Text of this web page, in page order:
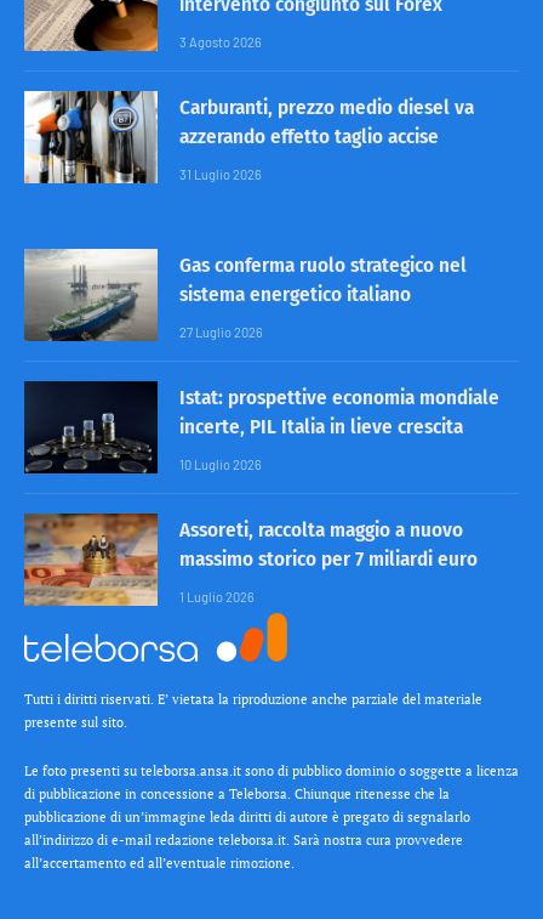
3 Agosto 2026
Carburanti, prezzo medio diesel va
azzerando effetto taglio accise
31 Luglio 2026
Gas conferma ruolo strategico nel
sistema energetico italiano
27 Luglio 2026
Istat: prospettive economia mondiale
incerte, PIL Italia in lieve crescita
10 Luglio 2026
Assoreti, raccolta maggio a nuovo
massimo storico per 7 miliardi euro
1 Luglio 2026
Tutti i diritti riservati. E’ vietata la riproduzione anche parziale del materiale
presente sul sito.
Le foto presenti su teleborsa.ansa.it sono di pubblico dominio o soggette a licenza
di pubblicazione in concessione a Teleborsa. Chiunque ritenesse che la
pubblicazione di un’immagine leda diritti di autore è pregato di segnalarlo
all’indirizzo di e-mail redazione teleborsa.it. Sarà nostra cura provvedere
all’accertamento ed all’eventuale rimozione.